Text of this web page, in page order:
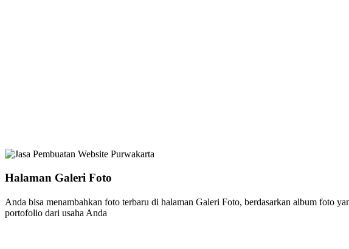
Halaman Galeri Foto
Anda bisa menambahkan foto terbaru di halaman Galeri Foto, berdasarkan album foto
portofolio dari usaha Anda